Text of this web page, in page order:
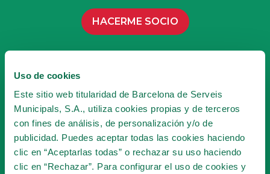
Uso de cookies
Este sitio web titularidad de Barcelona de Serveis
Municipals, S.A., utiliza cookies propias y de terceros
con fines de análisis, de personalización y/o de
publicidad. Puedes aceptar todas las cookies haciendo
clic en “Aceptarlas todas” o rechazar su uso haciendo
clic en “Rechazar”. Para configurar el uso de cookies y
HACERME SOCIO
SUSCRÍBETE A LA
NEWSLETTER
¡Serás la primera persona en conocer las
novedades del Tibidabo!